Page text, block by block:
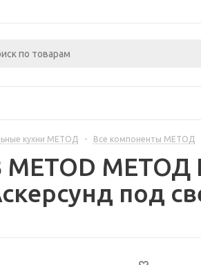
кухни МЕТОД - Все компоненты МЕТОД
METOD
под